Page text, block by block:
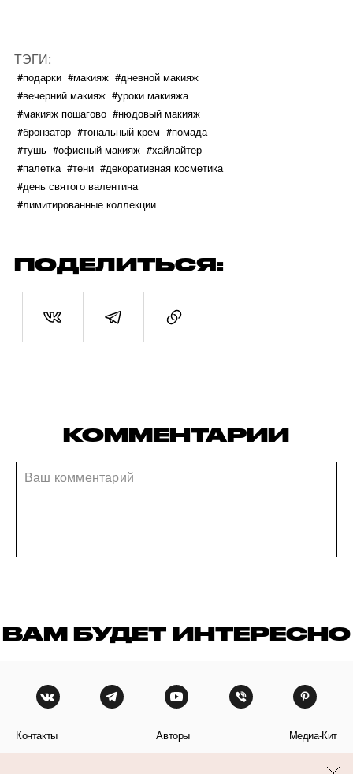
ТЭГИ:
#подарки #макияж #дневной макияж
#вечерний макияж #уроки макияжа
#макияж пошагово #нюдовый макияж
#бронзатор #тональный крем #помада
#тушь #офисный макияж #хайлайтер
#палетка #тени #декоративная косметика
#день святого валентина
#лимитированные коллекции
ПОДЕЛИТЬСЯ:
КОММЕНТАРИИ
ВАМ БУДЕТ ИНТЕРЕСНО
Контакты Авторы Медиа-Кит